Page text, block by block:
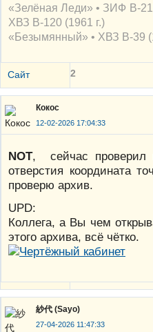
«Зелёная Леди» • ЗИФ В-
ХВЗ В-120 (1961 г.)
«Безымянный» • ХВЗ В-39
Сайт 2
Кокос
12-02-2026 17:04:33
NOT, сейчас проверил
отверстия координата
проверю архив.
UPD:
Коллега, а Вы чем
этого архива, всё чётко.
紗代 (Sayo)
27-04-2026 11:47:33